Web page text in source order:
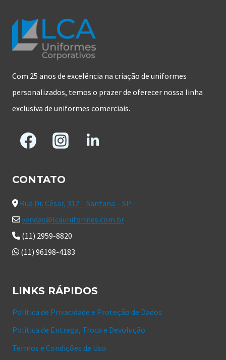
Com 25 anos de excelência na criação de uniformes
personalizados, temos o prazer de oferecer nossa linha
exclusiva de uniformes comerciais.
CONTATO
Rua Dr. César, 312 – Santana – SP
vendas@lcauniformes.com.br
(11) 2959-8820
(11) 96198-4183
LINKS RÁPIDOS
Política de Privacidade e Proteção de Dados
Política de Entrega, Troca e Devolução
Termos e Condições de Uso